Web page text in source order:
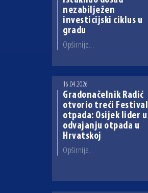
nezabilježen
investicijski ciklus u
gradu
Opširnije...
16.04.2026
Gradonačelnik Radić
otvorio treći Festival
otpada: Osijek lider u
odvajanju otpada u
Hrvatskoj
Opširnije...